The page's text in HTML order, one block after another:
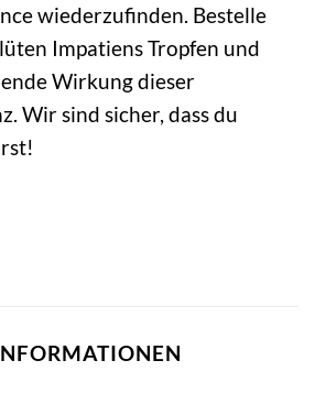
wiederzufinden. Bestelle
Impatiens Tropfen und
Wirkung dieser
Wir sind sicher, dass du